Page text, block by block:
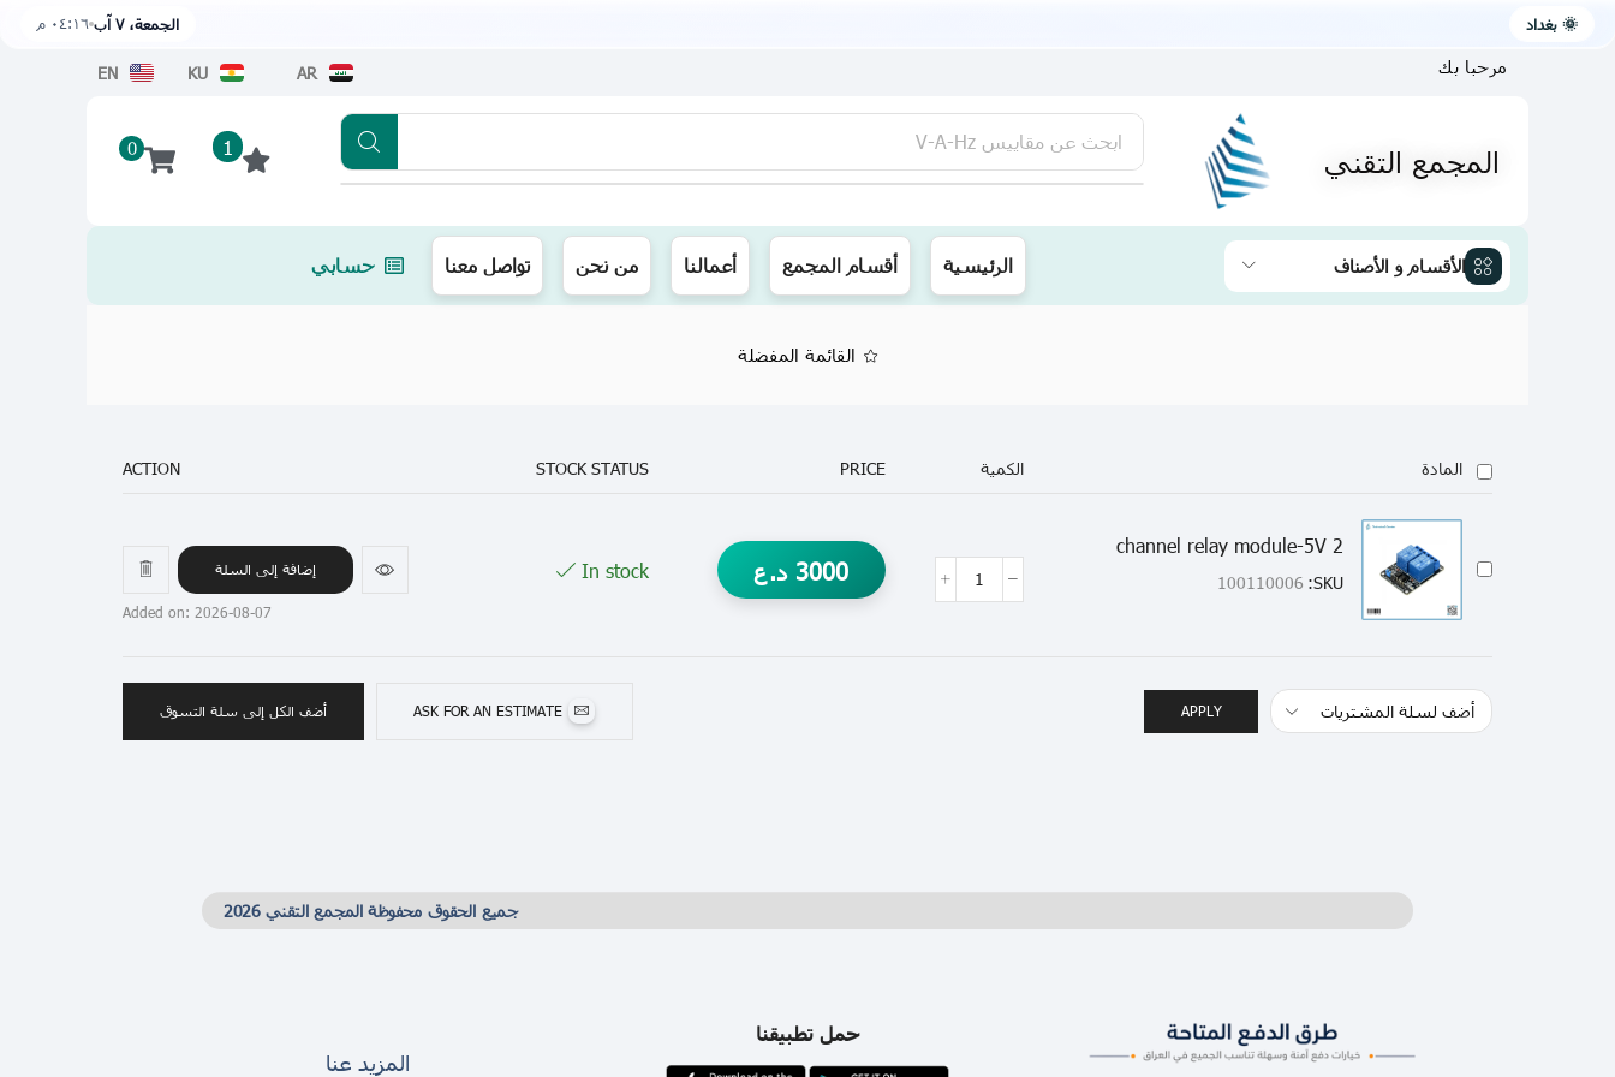
🌞 بغداد الجمعة، ٧ آب ٠٤:١٦ م
AR
KU
EN مرحبا بك
المجمع التقني 1
0 ابحث عن مقاييس V-A-Hz
يتوفر لدينا توصيل الى جميع محافظات العراق تطبيقنا متوفر الآن على متجر أبل اضغط
الأقسام و الأصناف الرئيسية أقسام المجمع أعمالنا من نحن تواصل معنا حسابي
القائمة المفضلة
المادة الكمية PRICE
STOCK STATUS
ACTION
2 channel relay module-5V
SKU:
100110006
3000 د.ع In stock إضافة إلى السلة
Added on: 2026-08-07
APPLY
ASK FOR AN ESTIMATE أضف الكل إلى سلة التسوق
جميع الحقوق محفوظة المجمع التقني 2026
حمل تطبيقنا
المزيد عنا